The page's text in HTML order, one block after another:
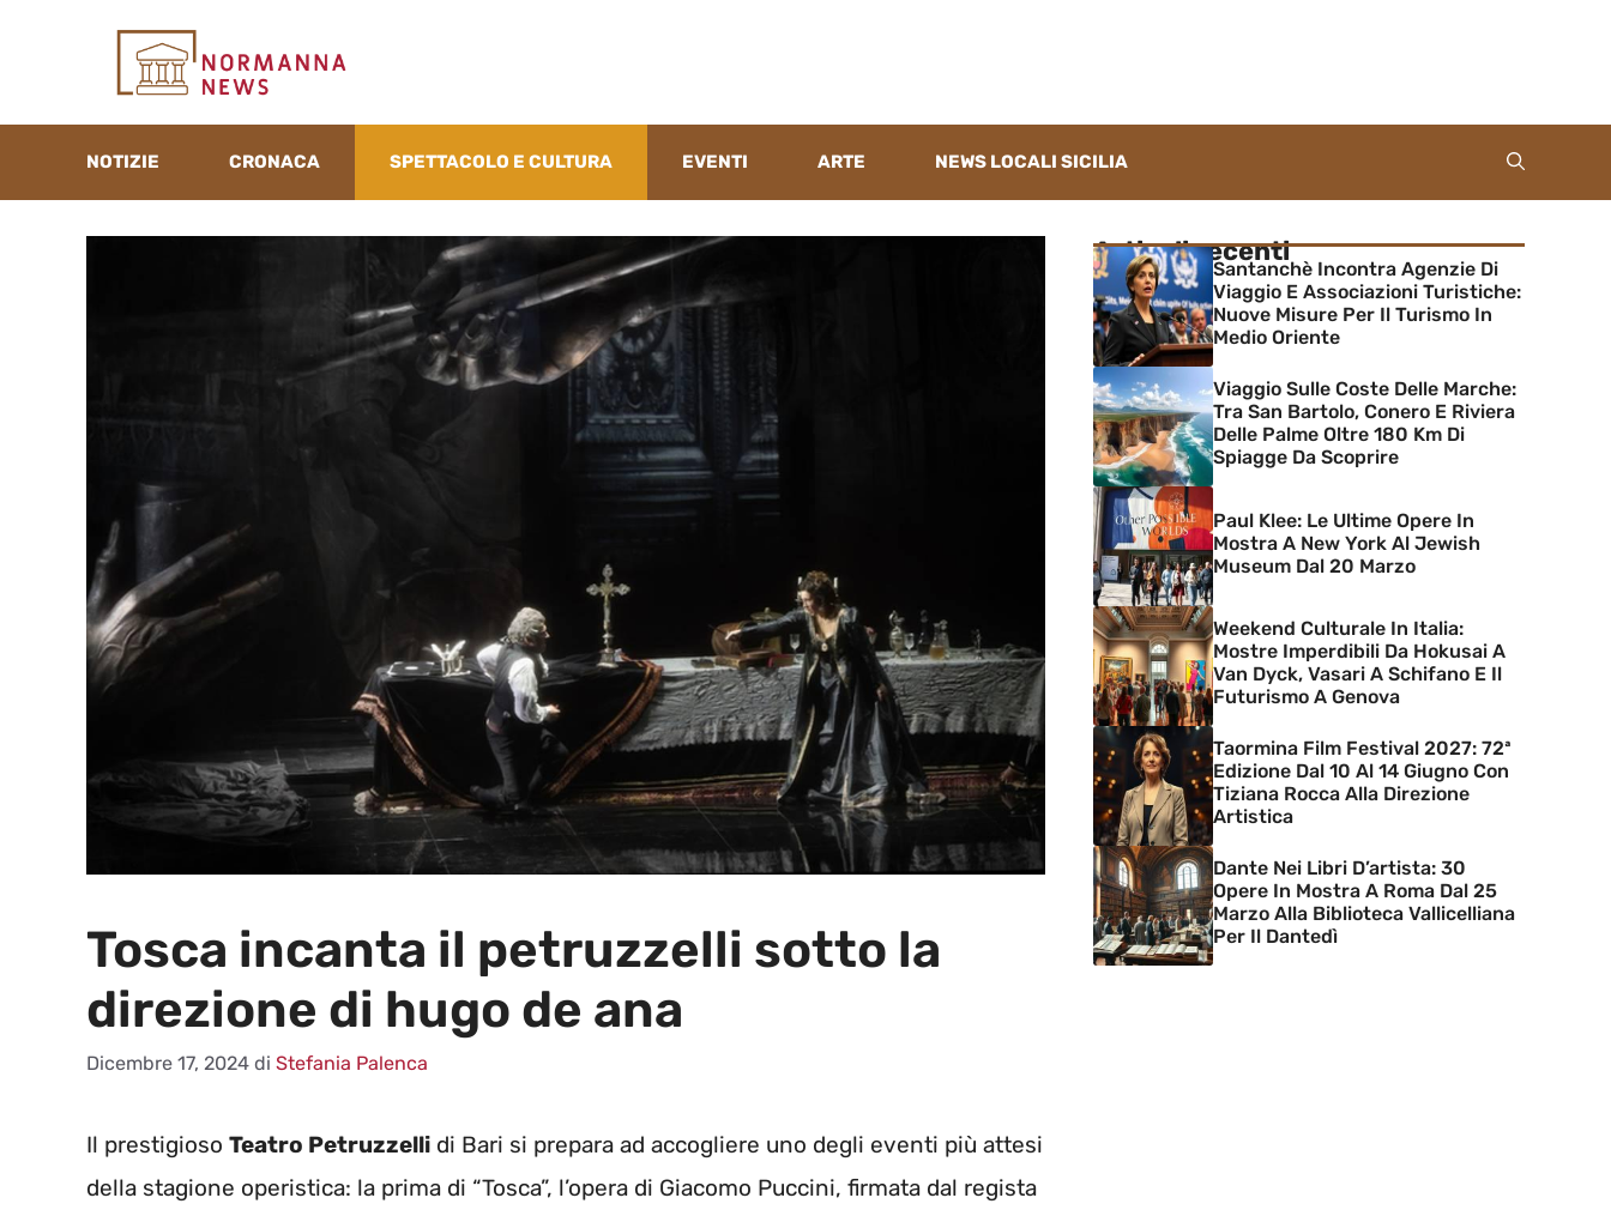
NOTIZIE CRONACA SPETTACOLO E CULTURA EVENTI ARTE NEWS LOCALI SICILIA
Tosca incanta il petruzzelli sotto la
direzione di hugo de ana
Dicembre 17, 2024 di Stefania Palenca
Il prestigioso Teatro Petruzzelli di Bari si prepara ad accogliere uno degli eventi più attesi
della stagione operistica: la prima di “Tosca”, l’opera di Giacomo Puccini, firmata dal regista
Articoli recenti
Santanchè Incontra Agenzie Di
Viaggio E Associazioni Turistiche:
Nuove Misure Per Il Turismo In
Medio Oriente
Viaggio Sulle Coste Delle Marche:
Tra San Bartolo, Conero E Riviera
Delle Palme Oltre 180 Km Di
Spiagge Da Scoprire
Paul Klee: Le Ultime Opere In
Mostra A New York Al Jewish
Museum Dal 20 Marzo
Weekend Culturale In Italia:
Mostre Imperdibili Da Hokusai A
Van Dyck, Vasari A Schifano E Il
Futurismo A Genova
Taormina Film Festival 2027: 72ª
Edizione Dal 10 Al 14 Giugno Con
Tiziana Rocca Alla Direzione
Artistica
Dante Nei Libri D’artista: 30
Opere In Mostra A Roma Dal 25
Marzo Alla Biblioteca Vallicelliana
Per Il Dantedì